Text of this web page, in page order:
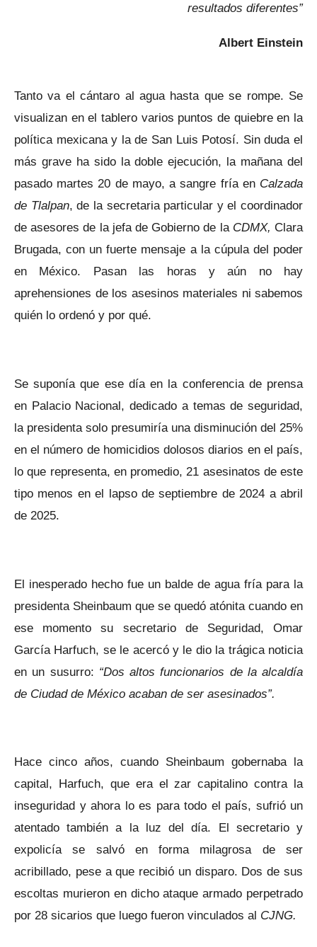
resultados diferentes”
Albert Einstein
Tanto va el cántaro al agua hasta que se rompe. Se
visualizan en el tablero varios puntos de quiebre en la
política mexicana y la de San Luis Potosí. Sin duda el
más grave ha sido la doble ejecución, la mañana del
pasado martes 20 de mayo, a sangre fría en Calzada
de Tlalpan, de la secretaria particular y el coordinador
de asesores de la jefa de Gobierno de la CDMX, Clara
Brugada, con un fuerte mensaje a la cúpula del poder
en México. Pasan las horas y aún no hay
aprehensiones de los asesinos materiales ni sabemos
quién lo ordenó y por qué.
Se suponía que ese día en la conferencia de prensa
en Palacio Nacional, dedicado a temas de seguridad,
la presidenta solo presumiría una disminución del 25%
en el número de homicidios dolosos diarios en el país,
lo que representa, en promedio, 21 asesinatos de este
tipo menos en el lapso de septiembre de 2024 a abril
de 2025.
El inesperado hecho fue un balde de agua fría para la
presidenta Sheinbaum que se quedó atónita cuando en
ese momento su secretario de Seguridad, Omar
García Harfuch, se le acercó y le dio la trágica noticia
en un susurro: “Dos altos funcionarios de la alcaldía
de Ciudad de México acaban de ser asesinados”.
Hace cinco años, cuando Sheinbaum gobernaba la
capital, Harfuch, que era el zar capitalino contra la
inseguridad y ahora lo es para todo el país, sufrió un
atentado también a la luz del día. El secretario y
expolicía se salvó en forma milagrosa de ser
acribillado, pese a que recibió un disparo. Dos de sus
escoltas murieron en dicho ataque armado perpetrado
por 28 sicarios que luego fueron vinculados al CJNG.